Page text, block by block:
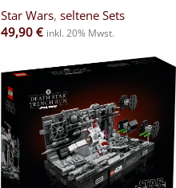
Star Wars, seltene Sets
49,90 € inkl. 20% Mwst.